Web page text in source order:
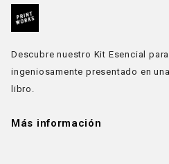
Descubre nuestro Kit Esencial
ingeniosamente presentado en
libro.
Más información